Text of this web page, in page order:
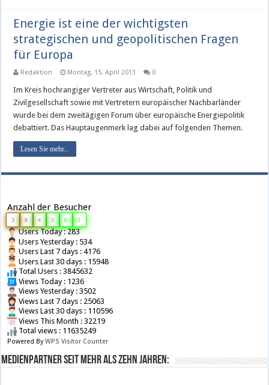
Energie ist eine der wichtigsten
strategischen und geopolitischen Fragen
für Europa
Redaktion Montag, 15. April 2013 0
Im Kreis hochrangiger Vertreter aus Wirtschaft, Politik und
Zivilgesellschaft sowie mit Vertretern europäischer Nachbarländer
wurde bei dem zweitägigen Forum über europäische Energiepolitik
debattiert. Das Hauptaugenmerk lag dabei auf folgenden Themen.
Lesen Sie mehr...
Anzahl der Besucher
3 8 4 5 6 3
Users Today : 283
Users Yesterday : 534
Users Last 7 days : 4176
Users Last 30 days : 15948
Total Users : 3845632
Views Today : 1236
Views Yesterday : 3502
Views Last 7 days : 25063
Views Last 30 days : 110596
Views This Month : 32219
Total views : 11635249
Powered ByWPS Visitor Counter
Medienpartner seit mehr als zehn Jahren: